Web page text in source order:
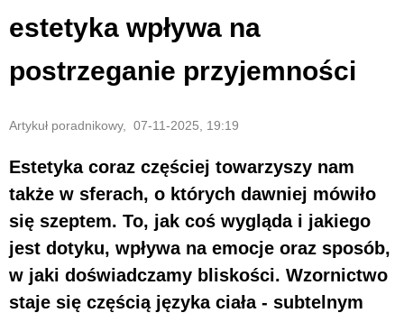
estetyka wpływa na
postrzeganie przyjemności
Artykuł poradnikowy, 07-11-2025, 19:19
Estetyka coraz częściej towarzyszy nam
także w sferach, o których dawniej mówiło
się szeptem. To, jak coś wygląda i jakiego
jest dotyku, wpływa na emocje oraz sposób,
w jaki doświadczamy bliskości. Wzornictwo
staje się częścią języka ciała - subtelnym